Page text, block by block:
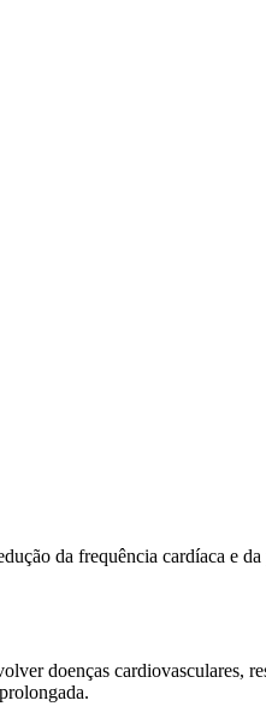
da frequência cardíaca e
doenças cardiovasculares,